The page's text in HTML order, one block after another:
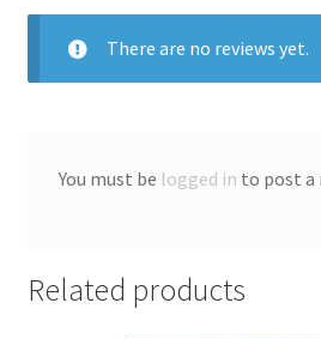
There are no reviews yet.
You must be logged in to post a
Related products